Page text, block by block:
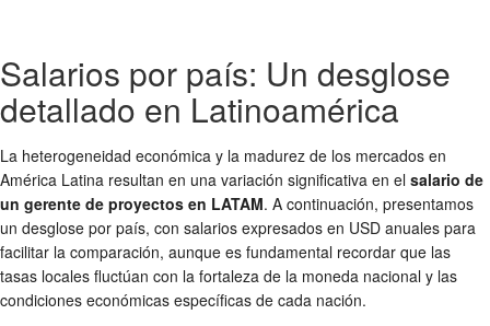
Salarios por país: Un desglose
detallado en Latinoamérica
La heterogeneidad económica y la madurez de los mercados en
América Latina resultan en una variación significativa en el salario de
un gerente de proyectos en LATAM. A continuación, presentamos
un desglose por país, con salarios expresados en USD anuales para
facilitar la comparación, aunque es fundamental recordar que las
tasas locales fluctúan con la fortaleza de la moneda nacional y las
condiciones económicas específicas de cada nación.